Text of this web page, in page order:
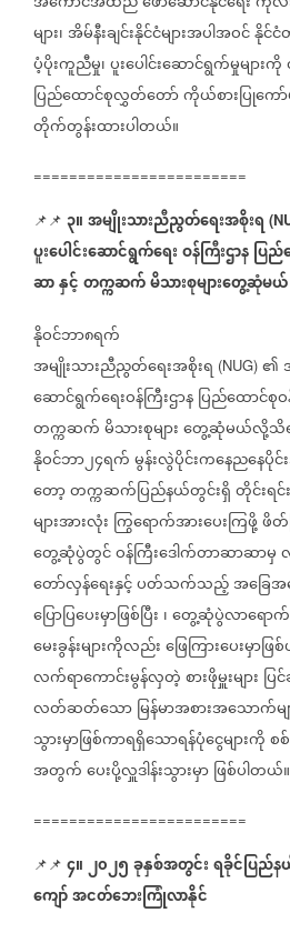
များ၊အိမ်နီးချင်းနိုင်ငံများအပါအဝင်နိုင်
ပံ့ပိုးကူညီမှု၊ပူးပေါင်းဆောင်ရွက်မှုများကို
ပြည်ထောင်စုလွှတ်တော်ကိုယ်စားပြုက
တိုက်တွန်းထားပါတယ်။
========================
📌📌 ၃။အမျိုးသားညီညွတ်ရေးအစိုးရ
ပူးပေါင်းဆောင်ရွက်ရေးဝန်ကြီးဌာနပြည်
ဆာနှင့်တက္ကဆက်မိသားစုများတွေ့ဆုံမယ်
နိုဝင်ဘာ၈ရက်
အမျိုးသားညီညွတ်ရေးအစိုးရ (NUG) ၏
ဆောင်ရွက်ရေးဝန်ကြီးဌာနပြည်ထောင်စုဝ
တက္ကဆက်မိသားစုများတွေ့ဆုံမယ်လို့သိ
နိုဝင်ဘာ၂၄ရက်မွန်းလွဲပိုင်းကနေညနေပို
တော့တက္ကဆက်ပြည်နယ်တွင်းရှိတိုင်းရင်
များအားလုံး ကြွရောက်အားပေးကြဖို့ဖိတ်
တွေ့ဆုံပွဲတွင်ဝန်ကြီးဒေါက်တာဆာဆာမှ
တော်လှန်ရေးနှင့်ပတ်သက်သည့်အခြေအ
ပြောပြပေးမှာဖြစ်ပြီး ၊တွေ့ဆုံပွဲလာရောက်
မေးခွန်းများကိုလည်းဖြေကြားပေးမှာဖ
လက်ရာကောင်းမွန်လှတဲ့စားဖိုမှူးများ ပ
လတ်ဆတ်သောမြန်မာအစားအသောက်
သွားမှာဖြစ်ကာရရှိသောရန်ပုံငွေများကိုစ
အတွက်ပေးပို့လှူဒါန်းသွားမှာဖြစ်ပါတယ်။
========================
📌📌 ၄။၂၀၂၅ခုနှစ်အတွင်းရခိုင်ပြည်
ကျော်အငတ်ဘေးကြုံလာနိုင်